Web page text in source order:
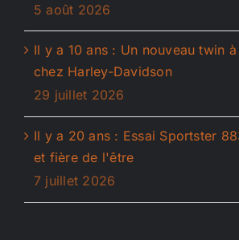
5 août 2026
Il y a 10 ans : Un nouveau twin
chez Harley-Davidson
29 juillet 2026
Il y a 20 ans : Essai Sportster
et fière de l'être
7 juillet 2026